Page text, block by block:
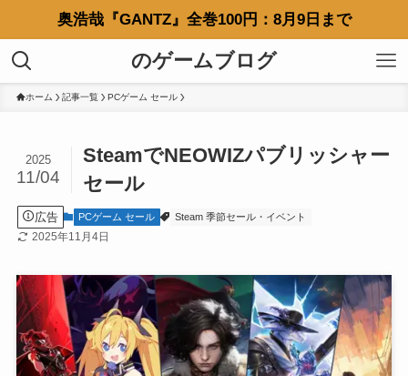
奥浩哉『GANTZ』全巻100円：8月9日まで
のゲームブログ
ホーム 記事一覧 PCゲーム セール
SteamでNEOWIZパブリッシャー
セール
2025
11/04
広告 PCゲーム セール Steam 季節セール・イベント
2025年11月4日